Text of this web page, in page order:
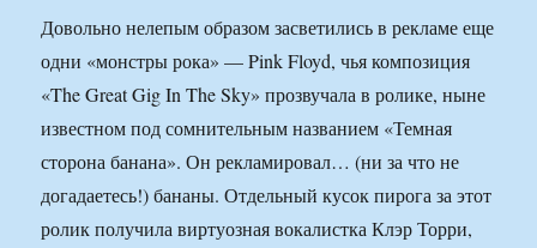
Довольно нелепым образом засветились в рекламе еще
одни «монстры рока» — Pink Floyd, чья композиция
«The Great Gig In The Sky» прозвучала в ролике, ныне
известном под сомнительным названием «Темная
сторона банана». Он рекламировал… (ни за что не
догадаетесь!) бананы. Отдельный кусок пирога за этот
ролик получила виртуозная вокалистка Клэр Торри,